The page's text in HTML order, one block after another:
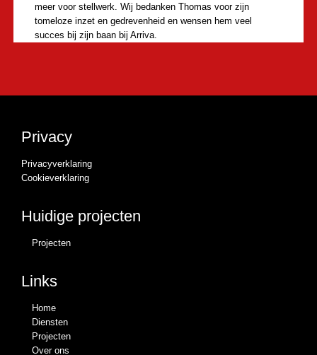
meer voor stellwerk. Wij bedanken Thomas voor zijn
tomeloze inzet en gedrevenheid en wensen hem veel
succes bij zijn baan bij Arriva.
Privacy
Privacyverklaring
Cookieverklaring
Huidige projecten
Projecten
Links
Home
Diensten
Projecten
Over ons